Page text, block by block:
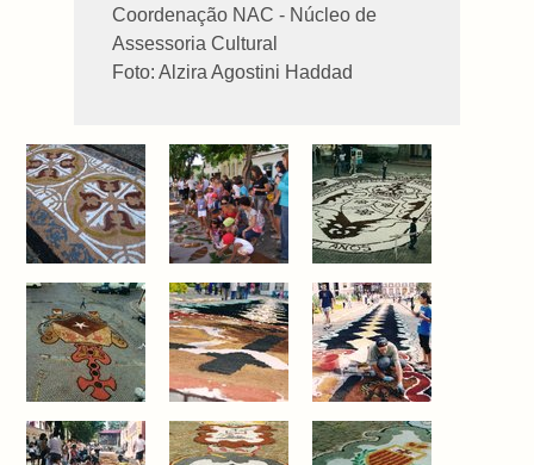
Coordenação NAC - Núcleo de
Assessoria Cultural
Foto: Alzira Agostini Haddad